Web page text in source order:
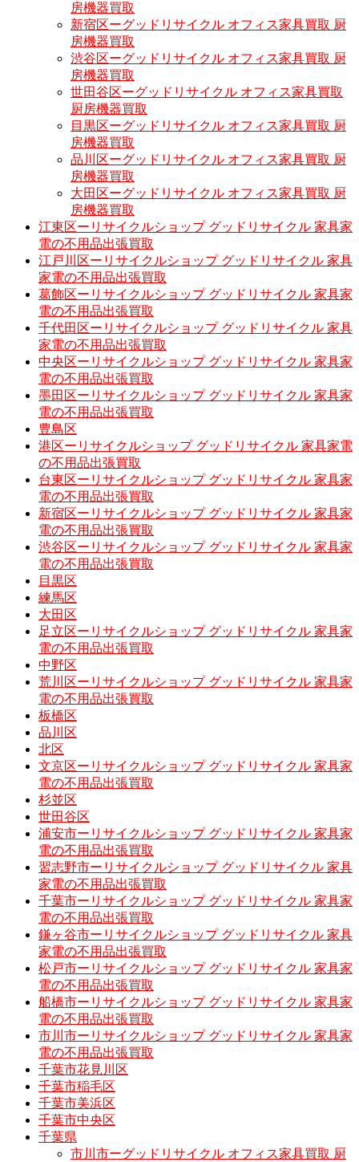
房機器買取
新宿区ーグッドリサイクル オフィス家具買取 厨
房機器買取
渋谷区ーグッドリサイクル オフィス家具買取 厨
房機器買取
世田谷区ーグッドリサイクル オフィス家具買取
厨房機器買取
目黒区ーグッドリサイクル オフィス家具買取 厨
房機器買取
品川区ーグッドリサイクル オフィス家具買取 厨
房機器買取
大田区ーグッドリサイクル オフィス家具買取 厨
房機器買取
江東区ーリサイクルショップ グッドリサイクル 家具家
電の不用品出張買取
江戸川区ーリサイクルショップ グッドリサイクル 家具
家電の不用品出張買取
葛飾区ーリサイクルショップ グッドリサイクル 家具家
電の不用品出張買取
千代田区ーリサイクルショップ グッドリサイクル 家具
家電の不用品出張買取
中央区ーリサイクルショップ グッドリサイクル 家具家
電の不用品出張買取
墨田区ーリサイクルショップ グッドリサイクル 家具家
電の不用品出張買取
豊島区
港区ーリサイクルショップ グッドリサイクル 家具家電
の不用品出張買取
台東区ーリサイクルショップ グッドリサイクル 家具家
電の不用品出張買取
新宿区ーリサイクルショップ グッドリサイクル 家具家
電の不用品出張買取
渋谷区ーリサイクルショップ グッドリサイクル 家具家
電の不用品出張買取
目黒区
練馬区
大田区
足立区ーリサイクルショップ グッドリサイクル 家具家
電の不用品出張買取
中野区
荒川区ーリサイクルショップ グッドリサイクル 家具家
電の不用品出張買取
板橋区
品川区
北区
文京区ーリサイクルショップ グッドリサイクル 家具家
電の不用品出張買取
杉並区
世田谷区
浦安市ーリサイクルショップ グッドリサイクル 家具家
電の不用品出張買取
習志野市ーリサイクルショップ グッドリサイクル 家具
家電の不用品出張買取
千葉市ーリサイクルショップ グッドリサイクル 家具家
電の不用品出張買取
鎌ヶ谷市ーリサイクルショップ グッドリサイクル 家具
家電の不用品出張買取
松戸市ーリサイクルショップ グッドリサイクル 家具家
電の不用品出張買取
船橋市ーリサイクルショップ グッドリサイクル 家具家
電の不用品出張買取
市川市ーリサイクルショップ グッドリサイクル 家具家
電の不用品出張買取
千葉市花見川区
千葉市稲毛区
千葉市美浜区
千葉市中央区
千葉県
市川市ーグッドリサイクル オフィス家具買取 厨